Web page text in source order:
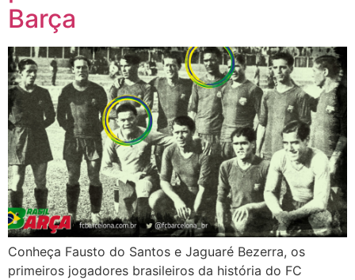
Barça
Conheça Fausto do Santos e Jaguaré Bezerra, os
primeiros jogadores brasileiros da história do FC